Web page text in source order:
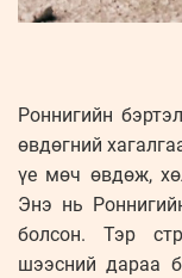
Роннигийн
өвдөгний
үе мөч өвдөж,
Энэ нь
болсон. Тэр
шээсний дараа